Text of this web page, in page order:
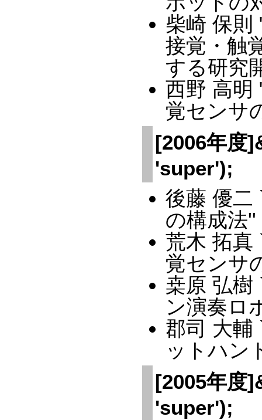
柴崎 保則
接覚・触
する研究
西野 高明
覚センサ
[2006年度
'super');
後藤 優二
の構成法''
荒木 拓真
覚センサ
桒原 弘樹
ン演奏ロ
郡司 大輔
ットハン
[2005年度
'super');